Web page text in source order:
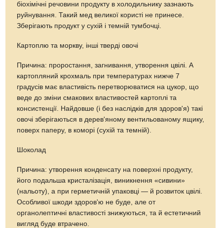
біохімічні речовини продукту в холодильнику зазнають
руйнування. Такий мед великої користі не принесе.
Зберігають продукт у сухій і темній тумбочці.
Картоплю та моркву, інші тверді овочі
Причина: проростання, загнивання, утворення цвілі. А
картопляний крохмаль при температурах нижче 7
градусів має властивість перетворюватися на цукор, що
веде до зміни смакових властивостей картоплі та
консистенції. Найдовше (і без наслідків для здоров'я) такі
овочі зберігаються в дерев'яному вентильованому ящику,
поверх паперу, в коморі (сухій та темній).
Шоколад
Причина: утворення конденсату на поверхні продукту,
його подальша кристалізація, виникнення «сивини»
(нальоту), а при герметичній упаковці — й розвиток цвілі.
Особливої шкоди здоров'ю не буде, але от
органолептичні властивості знижуються, та й естетичний
вигляд буде втрачено.